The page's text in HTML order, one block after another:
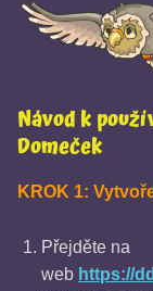
Návod k
Domeček
KROK 1:
Přejděte na
web https://